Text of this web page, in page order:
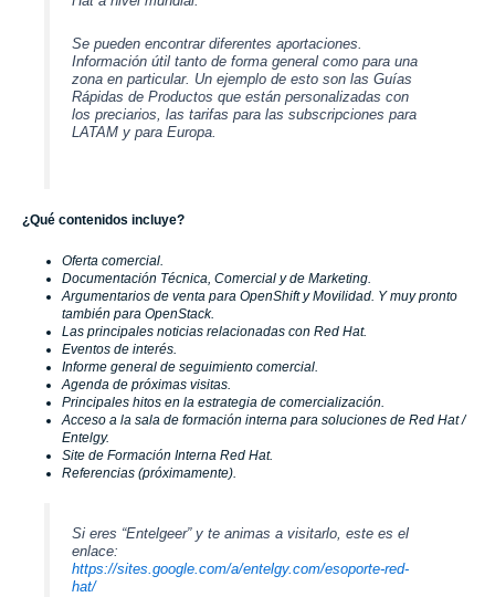
Se pueden encontrar diferentes aportaciones.
Información útil tanto de forma general como para una
zona en particular. Un ejemplo de esto son las Guías
Rápidas de Productos que están personalizadas con
los preciarios, las tarifas para las subscripciones para
LATAM y para Europa.
¿Qué contenidos incluye?
Oferta comercial.
Documentación Técnica, Comercial y de Marketing.
Argumentarios de venta para OpenShift y Movilidad. Y muy pronto
también para OpenStack.
Las principales noticias relacionadas con Red Hat.
Eventos de interés.
Informe general de seguimiento comercial.
Agenda de próximas visitas.
Principales hitos en la estrategia de comercialización.
Acceso a la sala de formación interna para soluciones de Red Hat/
Entelgy.
Site de Formación Interna Red Hat.
Referencias (próximamente).
Si eres “Entelgeer”y te animas a visitarlo, este es el
enlace:
https://sites.google.com/a/entelgy.com/esoporte-red-
hat/